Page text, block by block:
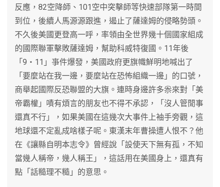
反應，82空降師、101空中突擊師等快速部隊第一時間
到位，後續人馬源源跟進，遏止了薩達姆的侵略勢頭。
不久後美國更登高一呼，率領由全世界幾十個國家組成
的國際聯軍擊敗薩達姆，幫助科威特復國。11年後
「9‧11」亊件爆發，美國政府更旗幟鮮明地喊出了
「要麼站在我一邊，要麼站在恐怖組織一邊」的口號，
商舉起國際反恐聯盟的大旗。連時身邊許多尜來對「美
帝霸權」嘖有煩言的朋友也不得不承認，「沒人管閒事
還真不行」，如果美國在這幾次大事件上袖手旁觀，這
地球還不定亂成啥樣子呢。東漢末年曹操遭人恨不？他
在《讓縣自明本志令》曾經說「設使天下無有孤，不知
當幾人稱帝，幾人稱王」，這話用在美國身上，還真有
點「話糙理不糙」的意思。